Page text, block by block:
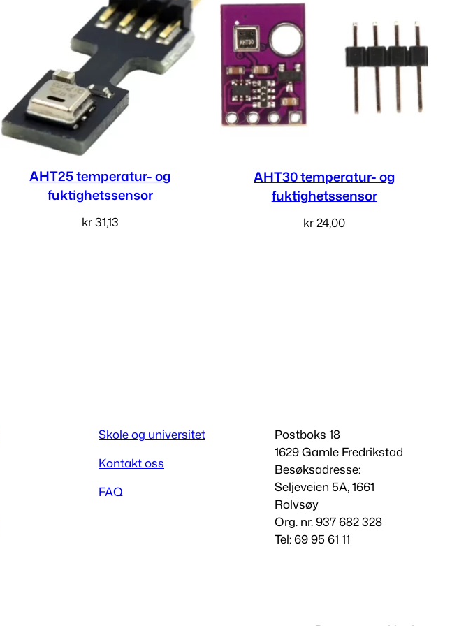
AHT25 temperatur- og
fuktighetssensor
kr31,13
AHT30 temperatur- og
fuktighetssensor
kr24,00
Skole og universitet
Kontakt oss
FAQ
Postboks 18
1629 Gamle Fredrikstad
Besøksadresse:
Seljeveien 5A, 1661
Rolvsøy
Org. nr. 937 682 328
Tel: 69 95 61 11